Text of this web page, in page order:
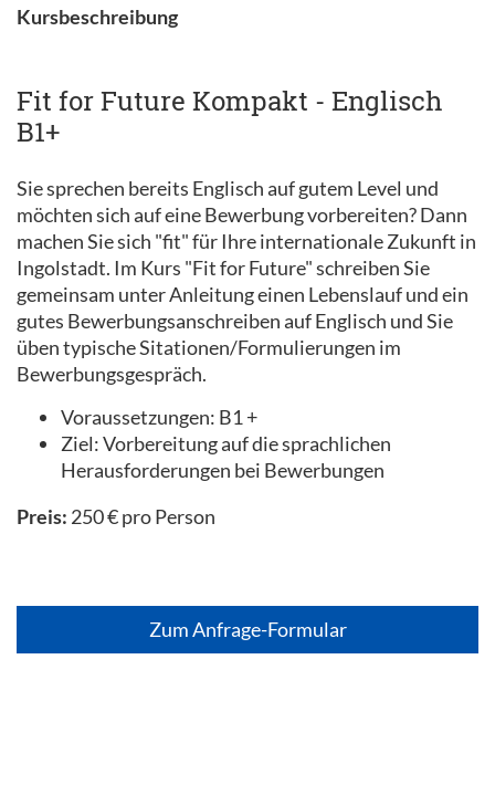
Kursbeschreibung
Fit for Future Kompakt - Englisch
B1+
Sie sprechen bereits Englisch auf gutem Level und
möchten sich auf eine Bewerbung vorbereiten? Dann
machen Sie sich "fit" für Ihre internationale Zukunft in
Ingolstadt. Im Kurs "Fit for Future" schreiben Sie
gemeinsam unter Anleitung einen Lebenslauf und ein
gutes Bewerbungsanschreiben auf Englisch und Sie
üben typische Sitationen/Formulierungen im
Bewerbungsgespräch.
Voraussetzungen: B1 +
Ziel: Vorbereitung auf die sprachlichen
Herausforderungen bei Bewerbungen
Preis: 250 € pro Person
Zum Anfrage-Formular